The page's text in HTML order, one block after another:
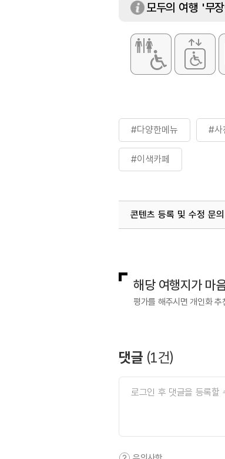
모두의 여행 '무
#다양한메뉴 #사
#이색카페
콘텐츠 등록 및 수정 문의
해당 여행지가 마
평가를 해주시면 개인화
댓글 (1건)